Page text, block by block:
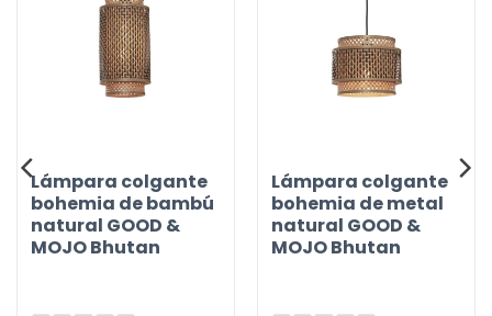
Lámpara colgante
bohemia de bambú
natural GOOD &
MOJO Bhutan
Lámpara colgante
bohemia de metal
natural GOOD &
MOJO Bhutan